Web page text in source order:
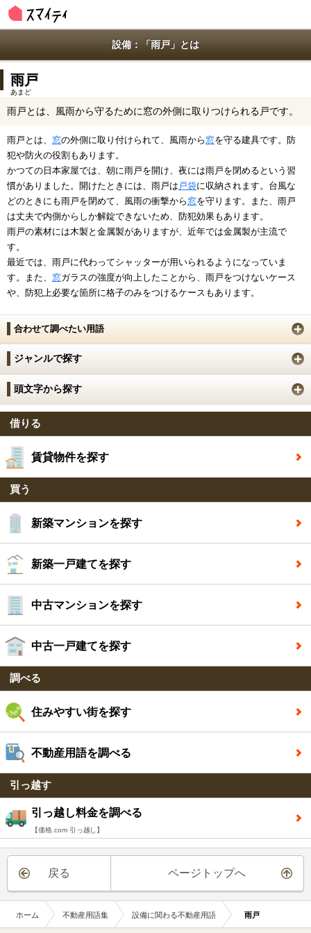
設備：「雨戸」とは
雨戸
あまど
雨戸とは、風雨から守るために窓の外側に取りつけられる戸です。
雨戸とは、 窓の外側に取り付けられて、風雨から 窓を守る建具です。防
犯や防火の役割もあります。
かつての日本家屋では、朝に雨戸を開け、夜には雨戸を閉めるという習
慣がありました。開けたときには、雨戸は 戸袋に収納されます。台風な
どのときにも雨戸を閉めて、風雨の衝撃から 窓を守ります。また、雨戸
は丈夫で内側からしか解錠できないため、防犯効果もあります。
雨戸の素材には木製と金属製がありますが、近年では金属製が主流で
す。
最近では、雨戸に代わってシャッターが用いられるようになっていま
す。また、 窓ガラスの強度が向上したことから、雨戸をつけないケース
や、防犯上必要な箇所に格子のみをつけるケースもあります。
合わせて調べたい用語
ジャンルで探す
頭文字から探す
借りる
賃貸物件を探す
買う
新築マンションを探す
新築一戸建てを探す
中古マンションを探す
中古一戸建てを探す
調べる
住みやすい街を探す
不動産用語を調べる
引っ越す
引っ越し料金を調べる
【価格.com 引っ越し】
戻る ページトップへ
ホーム 不動産用語集 設備に関わる不動産用語 雨戸